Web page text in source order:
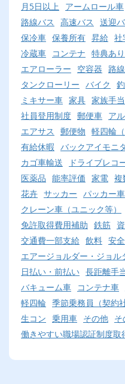
月5日以上 アームロール車
路線バス
高速バス 送迎
保冷車 保養所有 昇給 社
冷蔵車
コンテナ 特典あり
エアローラー
空容器 路
タンクローリー バイク
ミキサー車 家具 家族手当
社員登用制度 郵便車 ア
エアサス
郵便物 軽四輪（
有給休暇 バックアイモニ
カゴ車輸送
ドライブレコ
医薬品 能率評価 家電 複
花卉 サッカー パッカー車
クレーン車（ユニック等）
免許取得費用補助 鉄筋
交通費一部支給 飲料 安
エアージョルダー・ジョル
日払い・前払い 長距離手
バキューム車
コンテナ車
軽四輪 季節乗務員（契約
生コン 乗用車 その他 そ
働きやすい職場認証制度取